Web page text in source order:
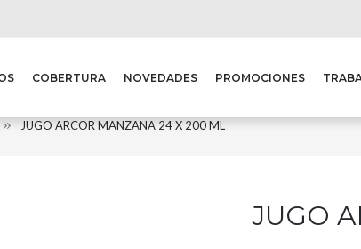
COBERTURA NOVEDADES PROMOCIONES
JUGO ARCOR MANZANA 24 X 200 ML
JUGO